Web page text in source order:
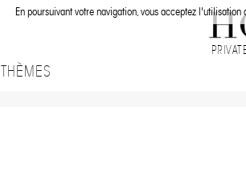
En poursuivant votre navigation, vous acceptez
THÈMES